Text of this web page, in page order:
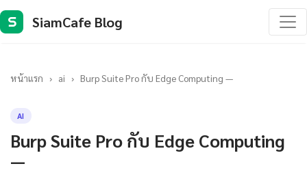
S SiamCafe Blog
หน้าแรก › ai › Burp Suite Pro กับ Edge Computing —
AI
Burp Suite Pro กับ Edge Computing
—